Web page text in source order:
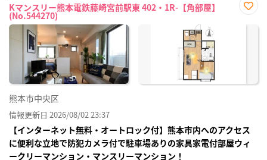
Kマンスリー熊本電鉄藤崎宮前駅東 402・1R-【角部屋】
(No.544270)
に入
熊本市中央区
情報更新日 2026/08/02 23:37
【インターネット無料・オートロック付】熊本市内へのアクセス
に便利な立地で防犯カメラ付で駐車場ありの家具家電付部屋ウィ
ークリーマンション・マンスリーマンション！